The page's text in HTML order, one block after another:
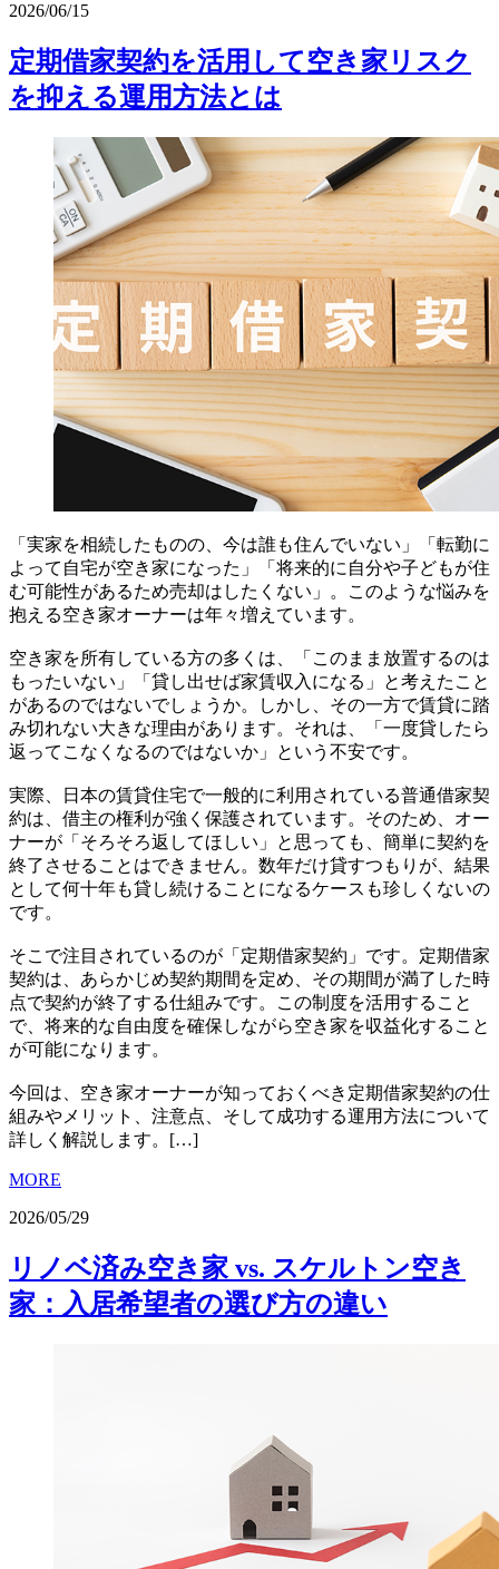
2026/06/15
定期借家契約を活用して空き家リスク
を抑える運用方法とは
「実家を相続したものの、今は誰も住んでいない」「転勤に
よって自宅が空き家になった」「将来的に自分や子どもが住
む可能性があるため売却はしたくない」。このような悩みを
抱える空き家オーナーは年々増えています。
空き家を所有している方の多くは、「このまま放置するのは
もったいない」「貸し出せば家賃収入になる」と考えたこと
があるのではないでしょうか。しかし、その一方で賃貸に踏
み切れない大きな理由があります。それは、「一度貸したら
返ってこなくなるのではないか」という不安です。
実際、日本の賃貸住宅で一般的に利用されている普通借家契
約は、借主の権利が強く保護されています。そのため、オー
ナーが「そろそろ返してほしい」と思っても、簡単に契約を
終了させることはできません。数年だけ貸すつもりが、結果
として何十年も貸し続けることになるケースも珍しくないの
です。
そこで注目されているのが「定期借家契約」です。定期借家
契約は、あらかじめ契約期間を定め、その期間が満了した時
点で契約が終了する仕組みです。この制度を活用すること
で、将来的な自由度を確保しながら空き家を収益化すること
が可能になります。
今回は、空き家オーナーが知っておくべき定期借家契約の仕
組みやメリット、注意点、そして成功する運用方法について
詳しく解説します。[…]
MORE
2026/05/29
リノベ済み空き家 vs. スケルトン空き
家：入居希望者の選び方の違い